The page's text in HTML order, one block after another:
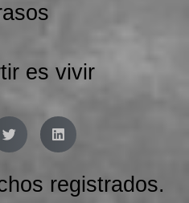
es vivir
registrados.